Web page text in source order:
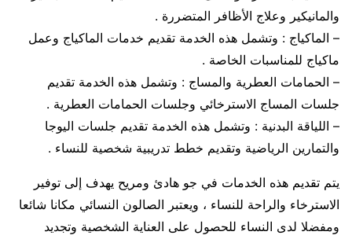
والمانيكير وعلاج الأظافر المتضررة .
– الماكياج : وتشمل هذه الخدمة تقديم خدمات الماكياج وعمل
ماكياج للمناسبات الخاصة .
– الحمامات العطرية والمساج : وتشمل هذه الخدمة تقديم
جلسات المساج الاسترخائي وجلسات الحمامات العطرية .
– اللياقة البدنية : وتشمل هذه الخدمة تقديم جلسات اليوجا
والتمارين الرياضية وتقديم خطط تدريبية شخصية للنساء .
يتم تقديم هذه الخدمات في جو هادئ ومريح يهدف إلى توفير
الاسترخاء والراحة للنساء ، ويعتبر الصالون النسائي مكانا شائعا
ومفضلا لدى النساء للحصول على العناية الشخصية وتجديد